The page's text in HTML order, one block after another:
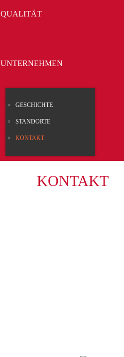
QUA­LI­TÄT
UNTER­NEH­MEN
GESCHICH­TE
STAND­OR­TE
KON­TAKT
KON­TAKT